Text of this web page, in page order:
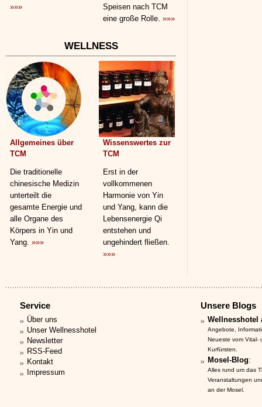
»»»
Speisen nach TCM
eine große Rolle. »»»
WELLNESS
Allgemeines über
TCM
Die traditionelle
chinesische Medizin
unterteilt die
gesamte Energie und
alle Organe des
Körpers in Yin und
Yang. »»»
Wissenswertes zur
TCM
Erst in der
vollkommenen
Harmonie von Yin
und Yang, kann die
Lebensenergie Qi
entstehen und
ungehindert fließen.
»»»
Service
Über uns
Unser Wellnesshotel
Newsletter
RSS-Feed
Kontakt
Impressum
Unsere Blogs
Wellnesshotel
Angebote,
Neueste vom Vital-
Kurfürsten.
Mosel-Blog:
Alles rund um das
Veranstaltungen
an der Mosel.